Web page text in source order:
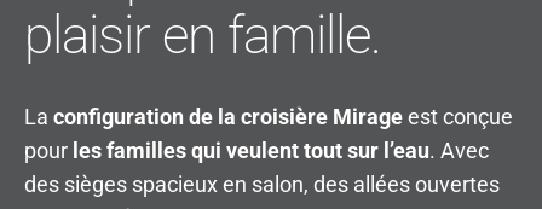
plaisir en famille.
La configuration de la croisière Mirageest conçue
pour les familles qui veulent tout sur l’eau. Avec
des sièges spacieux en salon, des allées ouvertes